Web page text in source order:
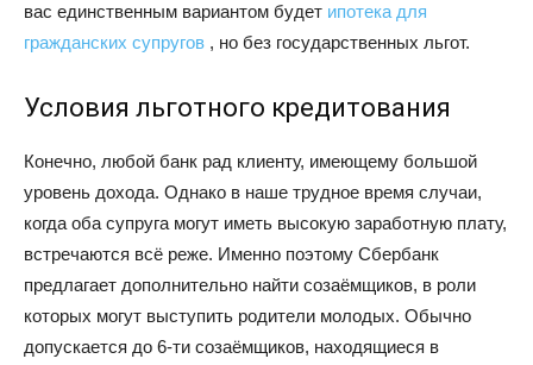
вас единственным вариантом будет ипотека для
гражданских супругов , но без государственных льгот.
Условия льготного кредитования
Конечно, любой банк рад клиенту, имеющему большой
уровень дохода. Однако в наше трудное время случаи,
когда оба супруга могут иметь высокую заработную плату,
встречаются всё реже. Именно поэтому Сбербанк
предлагает дополнительно найти созаёмщиков, в роли
которых могут выступить родители молодых. Обычно
допускается до 6-ти созаёмщиков, находящиеся в